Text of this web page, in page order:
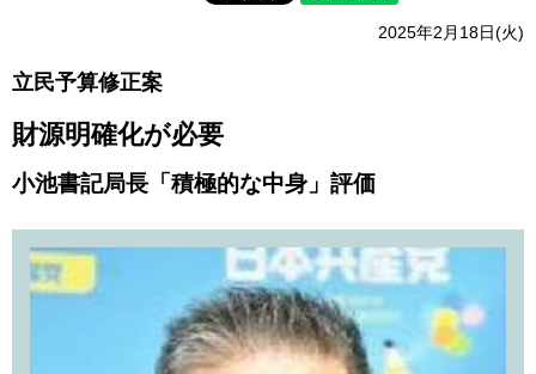
2025年2月18日(火)
立民予算修正案
財源明確化が必要
小池書記局長「積極的な中身」評価